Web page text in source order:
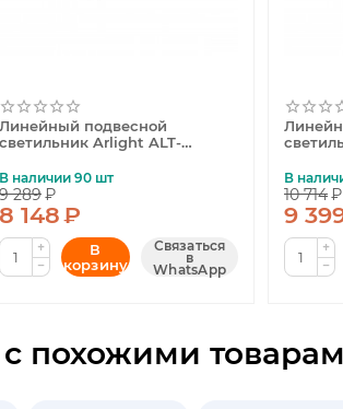
Линейный подвесной
светильник Arlight ALT-
052090
В наличии 90 шт
9 289₽
8 148₽
+
−
В
корзину
Связаться
в
WhatsApp
047718
В
10 714₽
9
+
−
похожими